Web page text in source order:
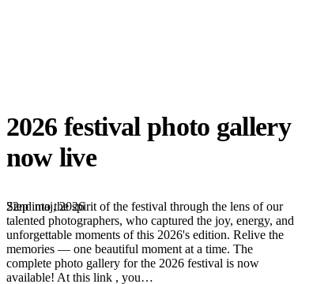
2026 festival photo gallery
now live
22nd maj, 2026
Step into the spirit of the festival through the lens of our
talented photographers, who captured the joy, energy, and
unforgettable moments of this 2026's edition. Relive the
memories — one beautiful moment at a time. The
complete photo gallery for the 2026 festival is now
available! At this link , you…